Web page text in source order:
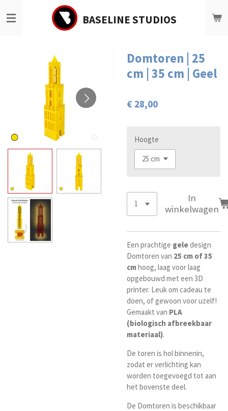
direct
BASELINE STUDIOS
Domtoren | 25
cm | 35 cm | Geel
€ 28,00
Hoogte
In
winkelwagen
Een prachtige geledesign
Domtoren van 25 cm of 35
cmhoog, laag voor laag
opgebouwd met een 3D
printer. Leuk om cadeau te
doen, of gewoon voor uzelf!
Gemaakt van PLA
(biologisch afbreekbaar
materiaal).
De toren is hol binnenin,
zodat er verlichting kan
worden toegevoegd tot aan
het bovenste deel.
De Domtoren is beschikbaar